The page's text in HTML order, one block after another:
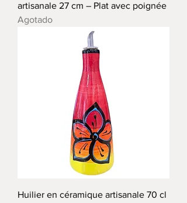
artisanale 27 cm – Plat avec poignée
Agotado
Huilier en céramique artisanale 70 cl